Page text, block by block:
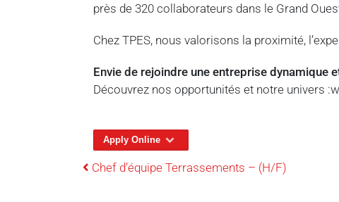
près de 320 collaborateurs dans le Grand
Chez TPES, nous valorisons la proximité,
Envie de rejoindre une entreprise dynamique
Découvrez nos opportunités et notre univers
Apply Online
NAVIGATION
Chef d’équipe Terrassements – (H/F)